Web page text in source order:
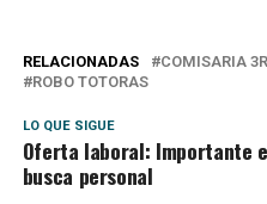
RELACIONADAS COMISARIA
ROBO TOTORAS
LO QUE SIGUE
Oferta laboral: Importante
busca personal